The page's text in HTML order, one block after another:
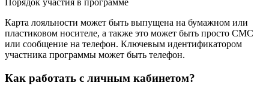
Порядок участия в программе
Карта лояльности может быть выпущена на бумажном или
пластиковом носителе, а также это может быть просто СМС
или сообщение на телефон. Ключевым идентификатором
участника программы может быть телефон.
Как работать с личным кабинетом?